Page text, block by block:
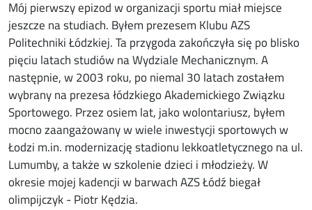
Mój pierwszy epizod w organizacji sportu miał miejsce
jeszcze na studiach. Byłem prezesem Klubu AZS
Politechniki Łódzkiej. Ta przygoda zakończyła się po blisko
pięciu latach studiów na Wydziale Mechanicznym. A
następnie, w 2003 roku, po niemal 30 latach zostałem
wybrany na prezesa łódzkiego Akademickiego Związku
Sportowego. Przez osiem lat, jako wolontariusz, byłem
mocno zaangażowany w wiele inwestycji sportowych w
Łodzi m.in. modernizację stadionu lekkoatletycznego na ul.
Lumumby, a także w szkolenie dzieci i młodzieży. W
okresie mojej kadencji w barwach AZS Łódź biegał
olimpijczyk - Piotr Kędzia.